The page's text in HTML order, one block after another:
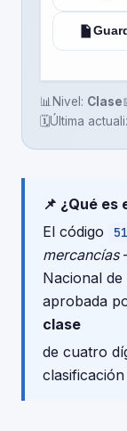
📊Nivel: Clase
🗓️Última
📌 ¿Qué es
El código
mercancías
Nacional
aprobada
clase
de cuatro
clasificación